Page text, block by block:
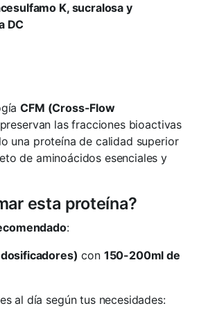
K, sucralosa y
DC
CFM (Cross-Flow
las fracciones bioactivas
una proteína de calidad superior
de aminoácidos esenciales y
esta proteína?
:
con 150-200ml de
al día según tus necesidades: